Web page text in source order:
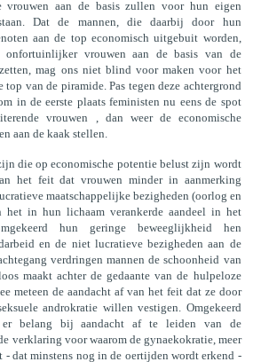
aan de basis zullen voor hun eigen
Dat de mannen, die daarbij door hun
aan de top economisch uitgebuit worden,
vrouwen aan de basis van de
mag ons niet blind voor maken voor het
top van de piramide. Pas tegen deze achtergrond
in de eerste plaats feministen nu eens de spot
vrouwen , dan weer de economische
aan de kaak stellen.
die op economische potentie belust zijn wordt
het feit dat vrouwen minder in aanmerking
maatschappelijke bezigheden (oorlog en
het in hun lichaam verankerde aandeel in het
hun geringe beweeglijkheid hen
en de niet lucratieve bezigheden aan de
verdringen mannen de schoonheid van
maakt achter de gedaante van de hulpeloze
meteen de aandacht af van het feit dat ze door
androkratie willen vestigen. Omgekeerd
er belang bij aandacht af te leiden van de
verklaring voor waarom de gynaekokratie, meer
- dat minstens nog in de oertijden wordt erkend -